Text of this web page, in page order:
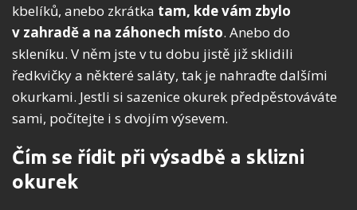
kbelíků, anebo zkrátka tam, kde vám zbylo
v zahradě a na záhonech místo. Anebo do
skleníku. V něm jste v tu dobu jistě již sklidili
ředkvičky a některé saláty, tak je nahraďte dalšími
okurkami. Jestli si sazenice okurek předpěstováváte
sami, počítejte i s dvojím výsevem.
Čím se řídit při výsadbě a sklizni
okurek